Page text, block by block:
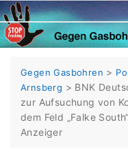
Skip
to
content
Gegen Gasbohren >
Arnsberg > BNK
zur Aufsuchung von
dem Feld „Falke
Anzeiger